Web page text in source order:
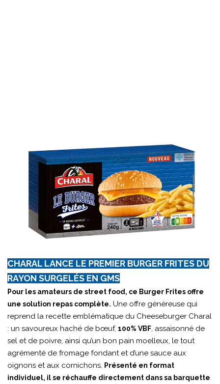
CHARAL LANCE LE PREMIER BURGER FRITES DU
RAYON SURGELÉS EN GMS
Pour les amateurs de street food, ce Burger Frites offre
une solution repas complète. Une offre généreuse qui
reprend la recette emblématique du Cheeseburger Charal
: un savoureux haché de bœuf, 100% VBF, assaisonné de
sel et de poivre, ainsi qu’un bon pain moelleux, le tout
agrémenté de fromage fondant et d’une sauce aux
oignons et aux cornichons. Présenté en format
individuel, il se réchauffe directement dans sa barquette